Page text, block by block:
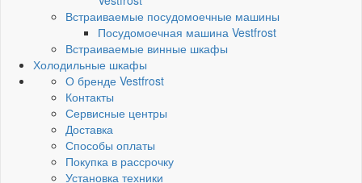
Встраиваемые посудомоечные машины
Посудомоечная машина Vestfrost
Встраиваемые винные шкафы
Холодильные шкафы
О бренде Vestfrost
Контакты
Сервисные центры
Доставка
Способы оплаты
Покупка в рассрочку
Установка техники